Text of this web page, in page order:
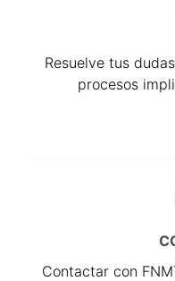
Resuelve tus
procesos
Contactar con